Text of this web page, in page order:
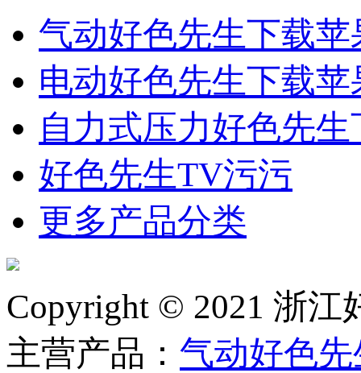
气动好色先生下载
电动好色先生下载
自力式压力好色先
好色先生TV污污
更多产品分类
Copyright © 2021 浙
主营产品： 气动好色